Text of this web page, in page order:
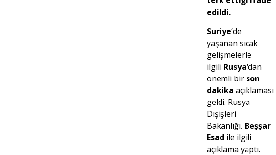
edildi.
Suriye‘de
yaşanan sıcak
gelişmelerle
ilgili Rusya‘dan
önemli bir son
dakika açıklaması
geldi. Rusya
Dışişleri
Bakanlığı, Beşşar
Esad ile ilgili
açıklama yaptı.